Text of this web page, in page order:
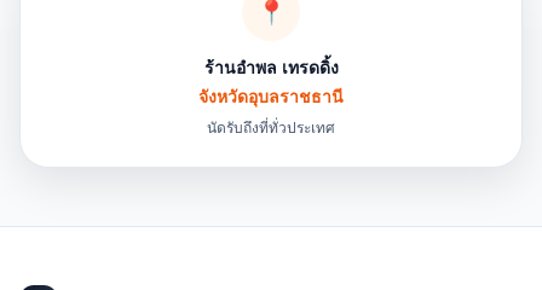
📍
ร้านอำพล เทรดดิ้ง
จังหวัดอุบลราชธานี
นัดรับถึงที่ทั่วประเทศ